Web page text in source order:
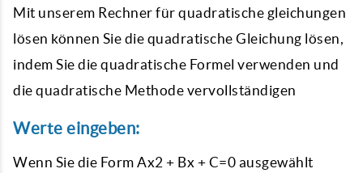
Mit unserem Rechner für quadratische gleichungen
lösen können Sie die quadratische Gleichung lösen,
indem Sie die quadratische Formel verwenden und
die quadratische Methode vervollständigen
Werte eingeben:
Wenn Sie die Form Ax2 + Bx + C=0 ausgewählt